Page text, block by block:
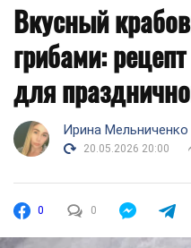
Вкусный
грибами:
для
Ирина Мельниченко
20.05.2026 20:00
0 0